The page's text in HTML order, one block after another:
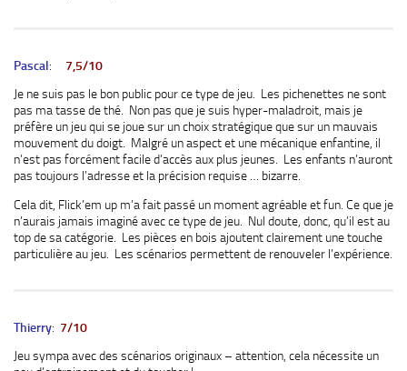
Pascal: 7,5/10
Je ne suis pas le bon public pour ce type de jeu. Les pichenettes ne sont
pas ma tasse de thé. Non pas que je suis hyper-maladroit, mais je
préfère un jeu qui se joue sur un choix stratégique que sur un mauvais
mouvement du doigt. Malgré un aspect et une mécanique enfantine, il
n’est pas forcément facile d’accès aux plus jeunes. Les enfants n’auront
pas toujours l’adresse et la précision requise … bizarre.
Cela dit, Flick’em up m’a fait passé un moment agréable et fun. Ce que je
n’aurais jamais imaginé avec ce type de jeu. Nul doute, donc, qu’il est au
top de sa catégorie. Les pièces en bois ajoutent clairement une touche
particulière au jeu. Les scénarios permettent de renouveler l’expérience.
Thierry: 7/10
Jeu sympa avec des scénarios originaux – attention, cela nécessite un